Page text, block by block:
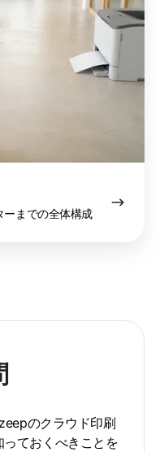
ーまでの全体構成
のクラウド印刷
ておくべきことを